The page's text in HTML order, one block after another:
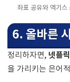
좌표 공유와 엑기스
6. 올바른
정리하자면, 넷플
을 가리키는 은어